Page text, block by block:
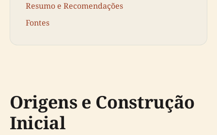
Resumo e Recomendações
Fontes
Origens e Construção
Inicial